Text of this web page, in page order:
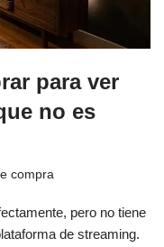
para ver
no es
compra
pero no tiene
de streaming.